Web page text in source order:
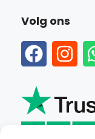
Volg ons